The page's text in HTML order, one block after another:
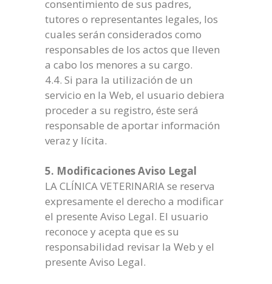
consentimiento de sus padres,
tutores o representantes legales, los
cuales serán considerados como
responsables de los actos que lleven
a cabo los menores a su cargo.
4.4. Si para la utilización de un
servicio en la Web, el usuario debiera
proceder a su registro, éste será
responsable de aportar información
veraz y lícita.
5. Modificaciones Aviso Legal
LA CLÍNICA VETERINARIA se reserva
expresamente el derecho a modificar
el presente Aviso Legal. El usuario
reconoce y acepta que es su
responsabilidad revisar la Web y el
presente Aviso Legal.